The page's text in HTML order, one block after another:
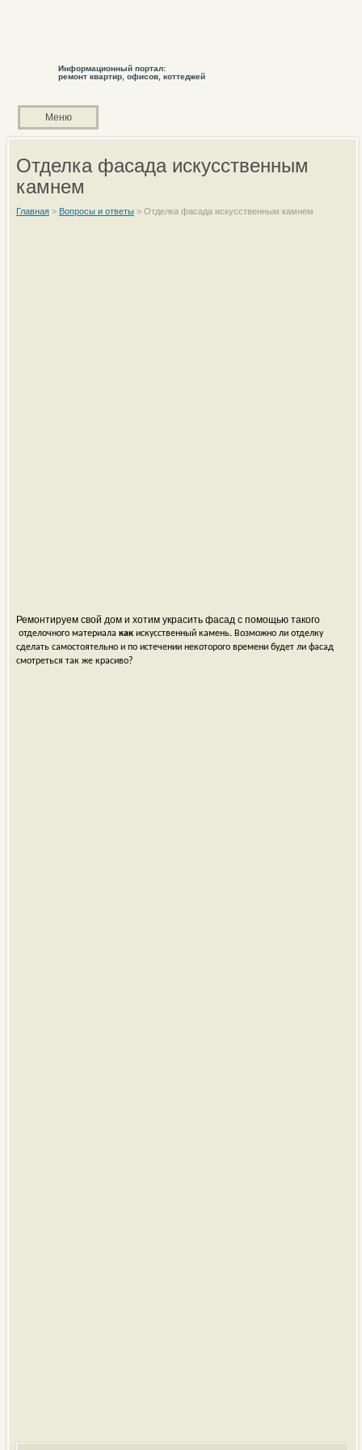
Информационный портал:
ремонт квартир, офисов, коттеджей
Меню
Отделка фасада искусственным
камнем
Главная> Вопросы и ответы> Отделка фасада искусственным камнем
Ремонтируем свой дом и хотим украсить фасад с помощью такого
отделочного материала как искусственный камень. Возможно ли отделку
сделать самостоятельно и по истечении некоторого времени будет ли фасад
смотреться так же красиво?